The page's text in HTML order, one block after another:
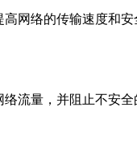
网络的传输速度和安
流量，并阻止不安